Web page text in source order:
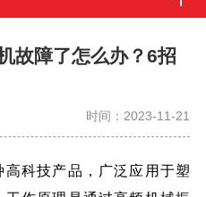
故障了怎么办？6招
时间：2023-11-21
科技产品，广泛应用于塑